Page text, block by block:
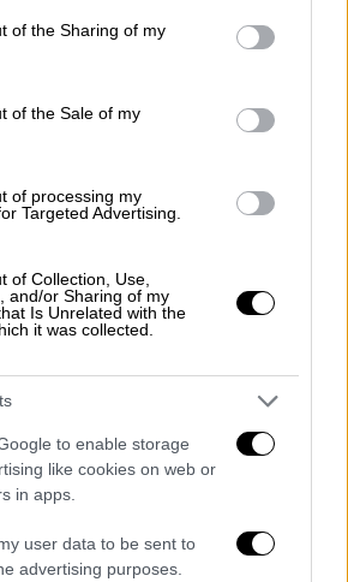
or usage behaviour. You may click to
to Google and its third-party tags to
specified purposes in below Google
of the Sharing of my
of the Sale of my
of processing my
Targeted Advertising.
of Collection, Use,
and/or Sharing of my
Is Unrelated with the
it was collected.
to enable storage
like cookies on web or
in apps.
user data to be sent to
advertising purposes.
Αν αλλάξει ο
το πάτημα θα αφήσω
τις οδηγίες του
Γιώργου Πομάσκι
, διεκδικεί
Ευρωπαίου αθλητή,
σπουδαίουςαθλητές από
νικητή θα
στο
στις 26 Οκτωβρίου στα
θα παραμείνει ανοιχτή